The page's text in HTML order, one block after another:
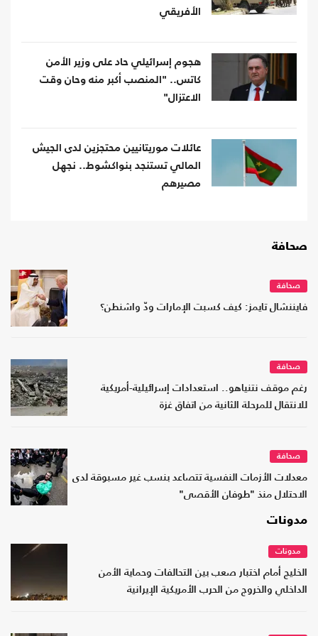
الأفريقي
هجوم إسرائيلي حاد على وزير الأمن
كاتس.. "المنصب أكبر منه وحان وقت
الاعتزال"
عائلات موريتانيين محتجزين لدى الجيش
المالي تستنجد بنواكشوط.. نجهل
مصيرهم
صحافة
صحافة
فايننشال تايمز: كيف كسبت الإمارات ودّ واشنطن؟
صحافة
رغم موقف نتنياهو.. استعدادات إسرائيلية-أمريكية
للانتقال للمرحلة الثانية من اتفاق غزة
صحافة
معدلات الأزمات النفسية تتصاعد بنسب غير مسبوقة لدى
الاحتلال منذ "طوفان الأقصى"
مدونات
مدونات
الخليج أمام اختبار صعب بين التحالفات وحماية الأمن
الداخلي والخروج من الحرب الأمريكية الإيرانية